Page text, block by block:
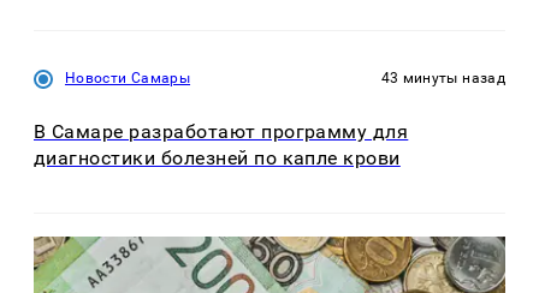
Новости Самары 43 минуты назад
В Самаре разработают программу для
диагностики болезней по капле крови